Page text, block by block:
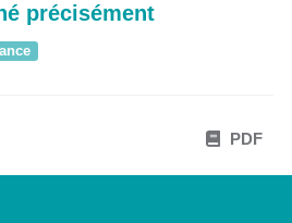
précisément
PDF